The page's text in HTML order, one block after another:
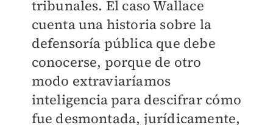
tribunales. El caso Wallace
cuenta una historia sobre la
defensoría pública que debe
conocerse, porque de otro
modo extraviaríamos
inteligencia para descifrar cómo
fue desmontada, jurídicamente,